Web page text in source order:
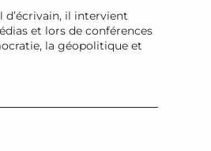
d’écrivain, il intervient
et lors de conférences
la géopolitique et